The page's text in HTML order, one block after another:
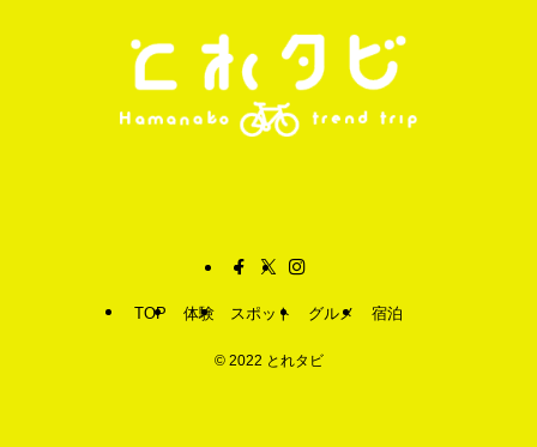
TOP 体験 スポット グルメ 宿泊
©2022 とれタビ